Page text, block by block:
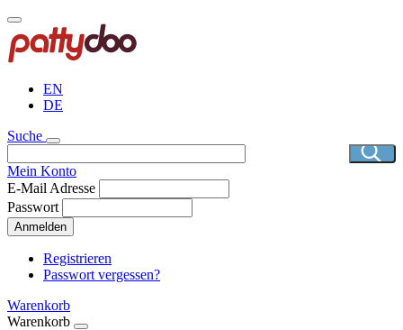
Direkt
zum
Inhalt
EN
DE
Suche
Mein Konto
E-Mail Adresse
Passwort
Anmelden
Registrieren
Passwort vergessen?
Warenkorb
Warenkorb